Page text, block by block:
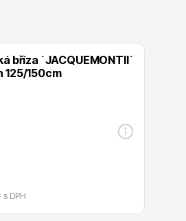
bříza ´JACQUEMONTII´
125/150cm
s DPH